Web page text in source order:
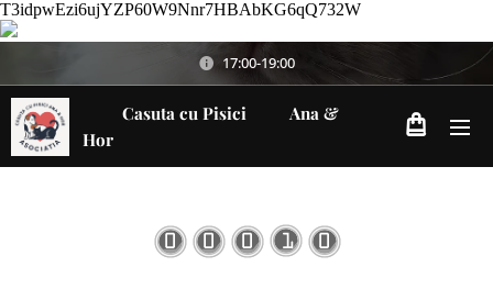
T3idpwEzi6ujYZP60W9Nnr7HBAbKG6qQ732W
17:00-19:00
Casuta cu Pisici Ana &
Hor